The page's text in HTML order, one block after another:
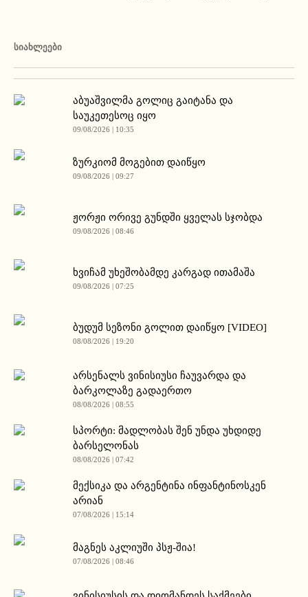
ᲡᲘᲐᲮᲚᲔᲔᲑᲘ
აბუაშვილმა გოლიც გაიტანა და
საუკეთესოც იყო
09/08/2026 | 10:35
ზურკიომ მოგებით დაიწყო
09/08/2026 | 09:27
ჟორჟი ორივე გუნდში ყველას სჯობდა
09/08/2026 | 08:46
ხვიჩამ უხეშობამდე კარგად ითამაშა
09/08/2026 | 07:25
ბუდუმ სეზონი გოლით დაიწყო [VIDEO]
08/08/2026 | 19:20
არსენალს ვინისიუსი ჩაუვარდა და
ბარკოლაზე გადაერთო
08/08/2026 | 08:55
სპორტი: მადლობას შენ უნდა უხდიდე
ბარსელონას
08/08/2026 | 07:42
მექსიკა და არგენტინა ინფანტინოსკენ
არიან
07/08/2026 | 15:14
მაგნეს აკლიუში პსჟ-შია!
07/08/2026 | 08:46